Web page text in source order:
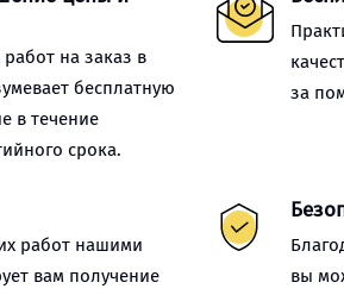
на заказ в
бесплатную
в течение
срока.
за
работ нашими
вам получение
вы